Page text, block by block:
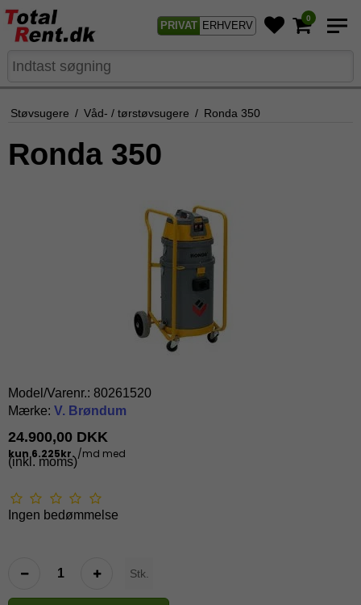
PRIVAT ERHVERV
0
Støvsugere / Våd- / tørstøvsugere / Ronda 350
Ronda 350
Model/Varenr.: 80261520
Mærke: V. Brøndum
24.900,00 DKK
(inkl. moms)
Ingen bedømmelse
Stk.